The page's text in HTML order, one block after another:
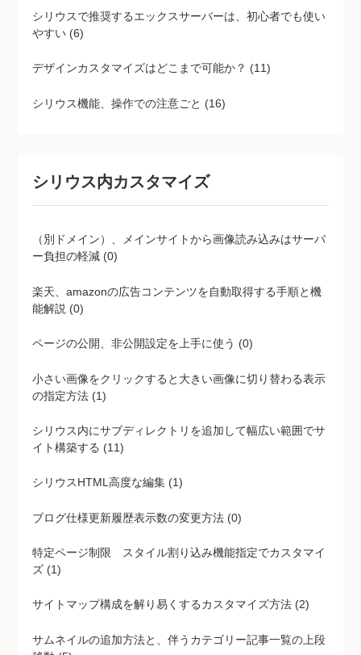
デザインカスタマイズはどこまで可能か？ (11)
シリウス機能、操作での注意ごと (16)
（別ドメイン）、メインサイトから画像読み込みはサーバ
楽天、amazonの広告コンテンツを自動取得する手順と機
ページの公開、非公開設定を上手に使う (0)
小さい画像をクリックすると大きい画像に切り替わる表示
シリウス内にサブディレクトリを追加して幅広い範囲でサ
シリウスHTML高度な編集 (1)
ブログ仕様更新履歴表示数の変更方法 (0)
特定ページ制限 スタイル割り込み機能指定でカスタマイ
サイトマップ構成を解り易くするカスタマイズ方法 (2)
サムネイルの追加方法と、伴うカテゴリー記事一覧の上段